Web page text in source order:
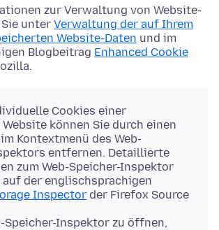
zur Verwaltung von Website-
unter Verwaltung der auf Ihrem
Website-Daten und im
Blogbeitrag Enhanced Cookie
Cookies einer
können Sie durch einen
Kontextmenü des Web-
entfernen. Detaillierte
zum Web-Speicher-Inspektor
auf der englischsprachigen
Inspector der Firefox Source
Speicher-Inspektor zu öffnen,